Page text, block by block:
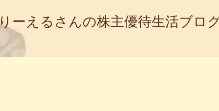
ーえるさんの株主優待生活ブロ